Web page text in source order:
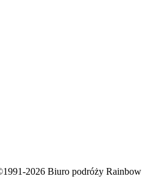
2026 Biuro podróży Rainbow